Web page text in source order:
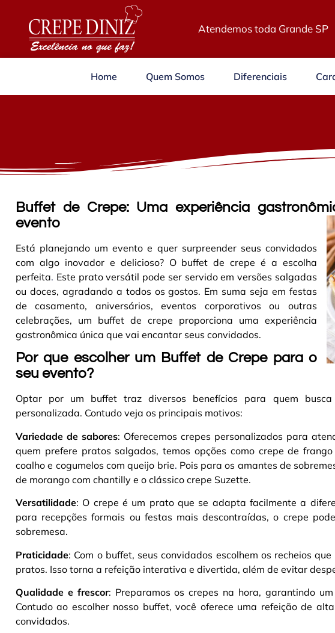
Atendemos toda Grande SP
Home Quem Somos Diferenciais
Buffet de Crepe: Uma experiência
evento
Está planejando um evento e quer surpreender seus convidados
com algo inovador e delicioso? O buffet de crepe é a escolha
perfeita. Este prato versátil pode ser servido em versões salgadas
ou doces, agradando a todos os gostos. Em suma seja em festas
de casamento, aniversários, eventos corporativos ou outras
celebrações, um buffet de crepe proporciona uma experiência
gastronômica única que vai encantar seus convidados.
Por que escolher um Buffet de Crepe para o
seu evento?
Optar por um buffet traz diversos benefícios para quem
personalizada. Contudo veja os principais motivos:
Variedade de sabores: Oferecemos crepes personalizados para
quem prefere pratos salgados, temos opções como crepe de
coalho e cogumelos com queijo brie. Pois para os amantes de
de morango com chantilly e o clássico crepe Suzette.
Versatilidade: O crepe é um prato que se adapta facilmente a
para recepções formais ou festas mais descontraídas, o crepe
sobremesa.
Praticidade: Com o buffet, seus convidados escolhem os recheios
pratos. Isso torna a refeição interativa e divertida, além de evitar
Qualidade e frescor: Preparamos os crepes na hora, garantindo
Contudo ao escolher nosso buffet, você oferece uma refeição de
convidados.